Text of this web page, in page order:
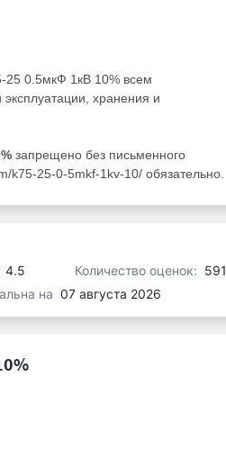
25 0.5мкФ 1кВ 10% всем
хранения и
запрещено без письменного
k75-25-0-5mkf-1kv-10/ обязательно.
4.5 Количество оценок: 591
на 07 августа 2026